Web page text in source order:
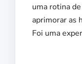
uma rotina
aprimorar as
Foi uma